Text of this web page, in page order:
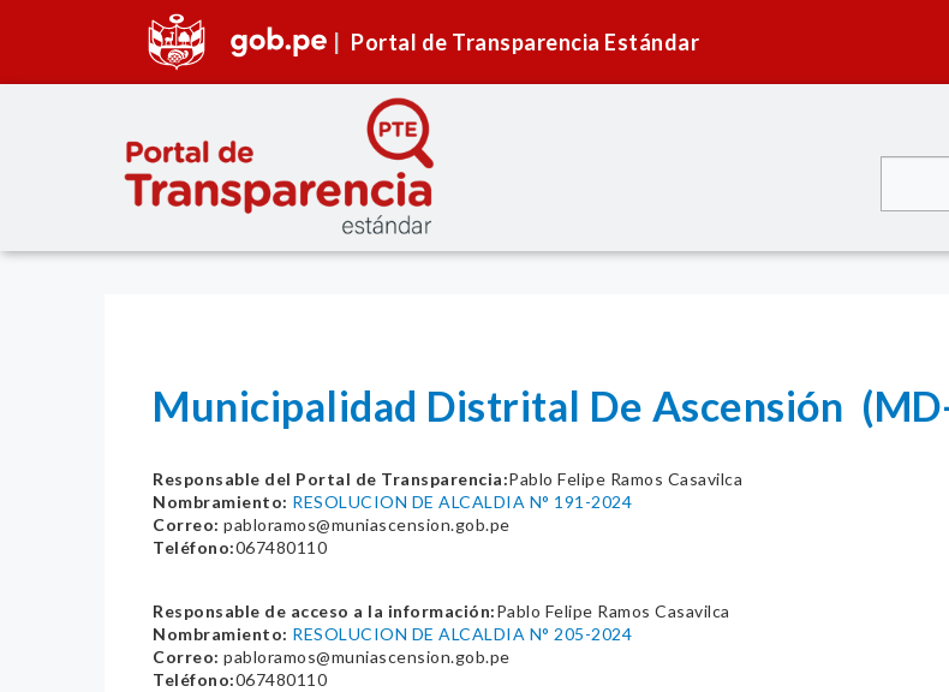
Portal de Transparencia Estándar
Municipalidad Distrital De Ascensión
Responsable del Portal de Transparencia:Pablo Felipe Ramos Casavilca
Nombramiento: RESOLUCION DE ALCALDIA N° 191-2024
Correo: pabloramos@muniascension.gob.pe
Teléfono:067480110
Responsable de acceso a la información:Pablo Felipe Ramos Casavilca
Nombramiento: RESOLUCION DE ALCALDIA N° 205-2024
Correo: pabloramos@muniascension.gob.pe
Teléfono:067480110